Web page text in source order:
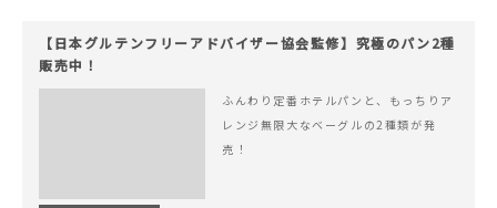
【日本グルテンフリーアドバイザー協会監修】究極のパン2種
販売中！
ふんわり定番ホテルパンと、もっちりア
レンジ無限大なベーグルの2種類が発
売！